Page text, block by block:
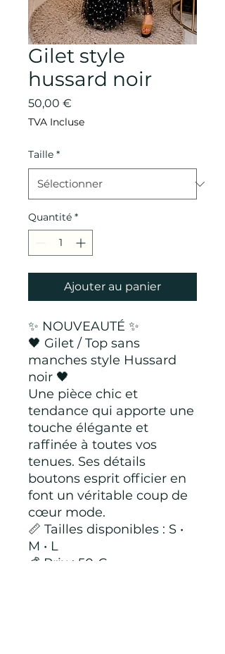
Gilet style
hussard noir
50,00 €
TVA Incluse
Taille *
Quantité *
Ajouter au panier
✨ NOUVEAUTÉ ✨
🖤 Gilet / Top sans
manches style Hussard
noir 🖤
Une pièce chic et
tendance qui apporte une
touche élégante et
raffinée à toutes vos
tenues. Ses détails
boutons esprit officier en
font un véritable coup de
cœur mode.
📏 Tailles disponibles : S •
M • L
💰 Prix : 50 €